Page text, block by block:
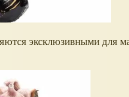
эксклюзивными для